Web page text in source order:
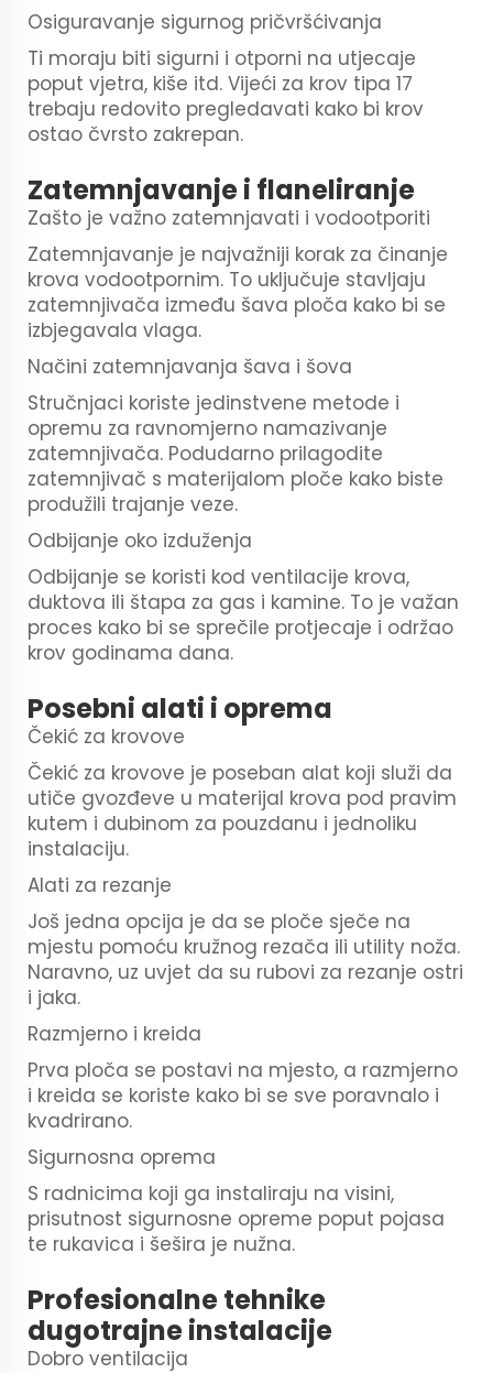
Osiguravanje sigurnog pričvršćivanja
Ti moraju biti sigurni i otporni na utjecaje
poput vjetra, kiše itd. Vijeći za krov tipa 17
trebaju redovito pregledavati kako bi krov
ostao čvrsto zakrepan.
Zatemnjavanje i flaneliranje
Zašto je važno zatemnjavati i vodootporiti
Zatemnjavanje je najvažniji korak za činanje
krova vodootpornim. To uključuje stavljaju
zatemnjivača između šava ploča kako bi se
izbjegavala vlaga.
Načini zatemnjavanja šava i šova
Stručnjaci koriste jedinstvene metode i
opremu za ravnomjerno namazivanje
zatemnjivača. Podudarno prilagodite
zatemnjivač s materijalom ploče kako biste
produžili trajanje veze.
Odbijanje oko izduženja
Odbijanje se koristi kod ventilacije krova,
duktova ili štapa za gas i kamine. To je važan
proces kako bi se sprečile protjecaje i održao
krov godinama dana.
Posebni alati i oprema
Čekić za krovove
Čekić za krovove je poseban alat koji služi da
utiče gvozđeve u materijal krova pod pravim
kutem i dubinom za pouzdanu i jednoliku
instalaciju.
Alati za rezanje
Još jedna opcija je da se ploče sječe na
mjestu pomoću kružnog rezača ili utility noža.
Naravno, uz uvjet da su rubovi za rezanje ostri
i jaka.
Razmjerno i kreida
Prva ploča se postavi na mjesto, a razmjerno
i kreida se koriste kako bi se sve poravnalo i
kvadrirano.
Sigurnosna oprema
S radnicima koji ga instaliraju na visini,
prisutnost sigurnosne opreme poput pojasa
te rukavica i šešira je nužna.
Profesionalne tehnike
dugotrajne instalacije
Dobro ventilacija